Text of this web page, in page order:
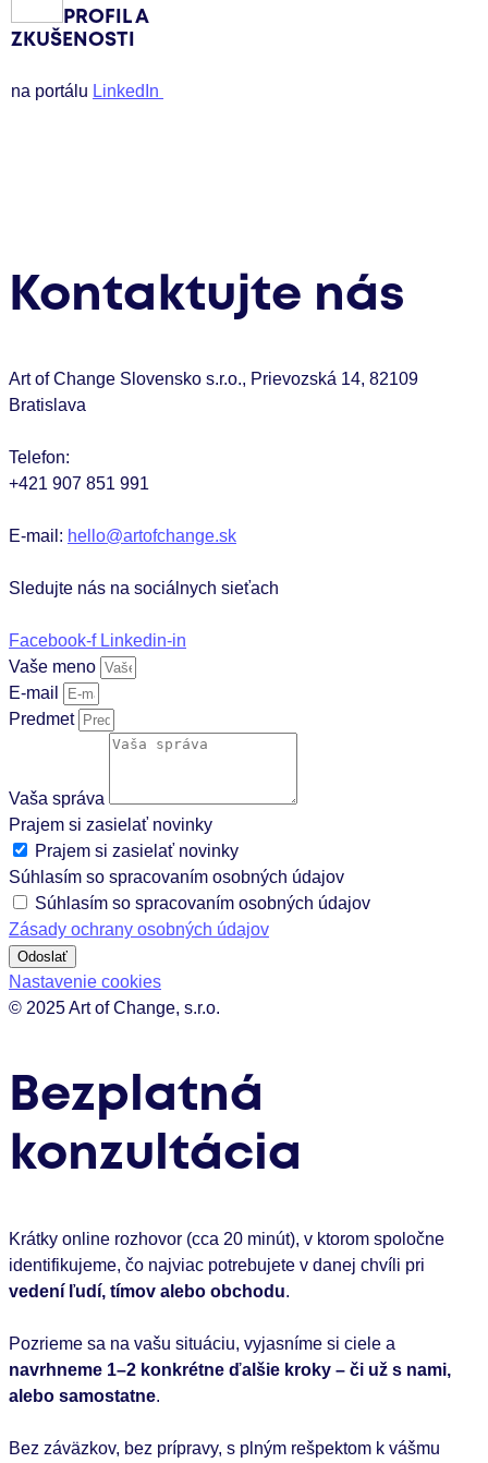
PROFIL A
ZKUŠENOSTI
na portálu LinkedIn
Kontaktujte nás
Art of Change Slovensko s.r.o., Prievozská 14, 82109
Bratislava
Telefon:
+421 907 851 991
E-mail: hello@artofchange.sk
Sledujte nás na sociálnych sieťach
Facebook-f Linkedin-in
Vaše meno
E-mail
Predmet
Vaša správa
Prajem si zasielať novinky
Prajem si zasielať novinky
Súhlasím so spracovaním osobných údajov
Súhlasím so spracovaním osobných údajov
Zásady ochrany osobných údajov
Odoslať
Nastavenie cookies
© 2025 Art of Change, s.r.o.
Bezplatná
konzultácia
Krátky online rozhovor (cca 20 minút), v ktorom spoločne
identifikujeme, čo najviac potrebujete v danej chvíli pri
vedení ľudí, tímov alebo obchodu.
Pozrieme sa na vašu situáciu, vyjasníme si ciele a
navrhneme 1–2 konkrétne ďalšie kroky – či už s nami,
alebo samostatne.
Bez záväzkov, bez prípravy, s plným rešpektom k vášmu